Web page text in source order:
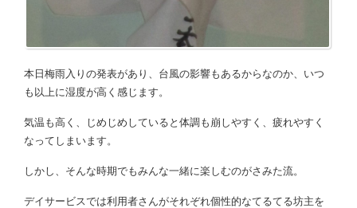
本日梅雨入りの発表があり、台風の影響もあるからなのか、いつ
も以上に湿度が高く感じます。
気温も高く、じめじめしていると体調も崩しやすく、疲れやすく
なってしまいます。
しかし、そんな時期でもみんな一緒に楽しむのがさみた流。
デイサービスでは利用者さんがそれぞれ個性的なてるてる坊主を